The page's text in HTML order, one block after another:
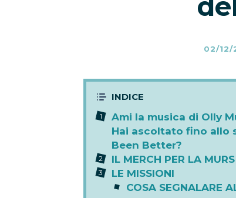
02/12/
Ami la musica di Olly
Hai ascoltato fino allo
Been Better?
IL MERCH PER LA
LE MISSIONI
COSA SEGNALARE